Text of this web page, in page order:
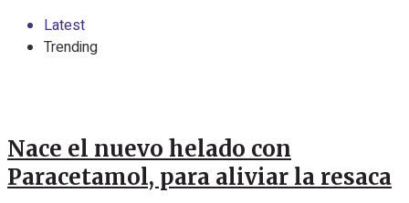
Latest
Trending
Nace el nuevo helado con
Paracetamol, para aliviar la resaca